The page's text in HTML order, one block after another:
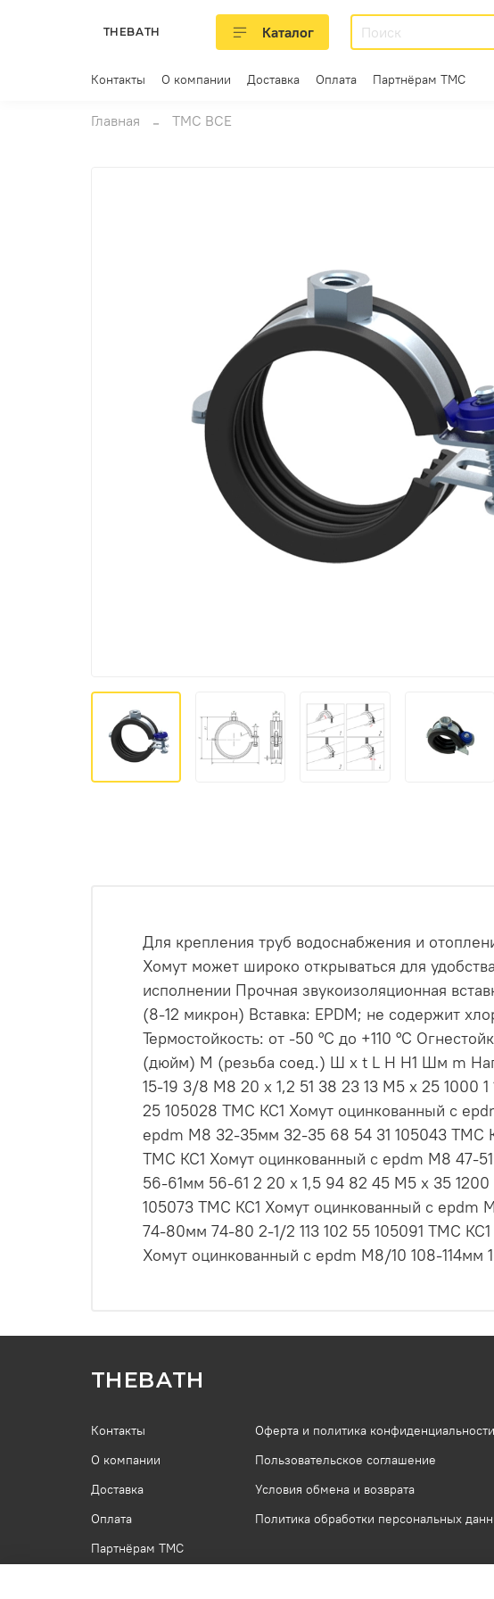
THEBATH Каталог
Контакты О компании Доставка Оплата Партнёрам ТМС
Главная ТМС ВСЕ
Для крепления труб водоснабжения и
Хомут может широко открываться для
исполнении Прочная звукоизоляционная
(8-12 микрон) Вставка: EPDM; не содержит
Термостойкость: от -50 °C до +110 °C
(дюйм) М (резьба соед.) Ш х t L H H1 Шм m
15-19 3/8 M8 20 х 1,2 51 38 23 13 М5 х 25
25 105028 ТМС КС1 Хомут оцинкованный с
epdm M8 32-35мм 32-35 68 54 31 105043 ТМС
ТМС КС1 Хомут оцинкованный с epdm M8 47-
56-61мм 56-61 2 20 х 1,5 94 82 45 М5 х 35
105073 ТМС КС1 Хомут оцинкованный с epdm
74-80мм 74-80 2-1/2 113 102 55 105091 ТМС
Хомут оцинкованный с epdm M8/10 108-114мм
THEBATH
Контакты
О компании
Доставка
Оплата
Партнёрам ТМС
Оферта и политика конфиденциальности
Пользовательское соглашение
Условия обмена и возврата
Политика обработки персональных